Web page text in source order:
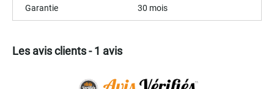
Garantie 30 mois
Les avis clients - 1 avis